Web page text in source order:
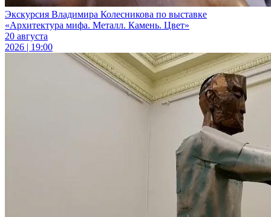
Экскурсия Владимира Колесникова по выставке
«Архитектура мифа. Металл. Камень. Цвет»
20 августа
2026 | 19:00